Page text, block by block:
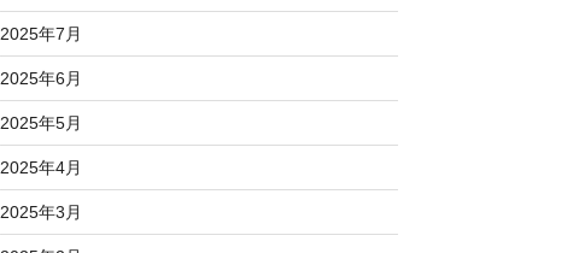
2025年7月
2025年6月
2025年5月
2025年4月
2025年3月